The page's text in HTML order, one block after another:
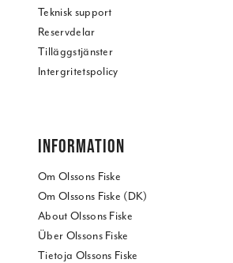
Teknisk support
Reservdelar
Tilläggstjänster
Intergritetspolicy
INFORMATION
Om Olssons Fiske
Om Olssons Fiske (DK)
About Olssons Fiske
Über Olssons Fiske
Tietoja Olssons Fiske